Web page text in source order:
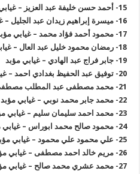
15-
أحمد حسن خليفة عبد العزيز –
16- ميسرة إبراهيم زيدان عبد الجليل
17- محمود أحمد فؤاد محمد – غيابي
18- رمضان محمود خليل عبد العال –
19- جابر فراج عبد الهادي – غيابي مؤبد
20-
توفيق عبد الحفيظ بغدادي احمد –
21-
محمد مصطفى عبد المطلب مصطفى
22-
محمد جابر محمد نوبي – غيابي مؤبد
23-
محمد احمد سليمان سليم – غيابي
24-
محمود صالح محمد ابوراس – غيابي
25-
علي محمود علي محمود – غيابي
26-
مريم خالد احمد مصطفى – غيابي
27-
محمد عشري محمد صالح – غيابي